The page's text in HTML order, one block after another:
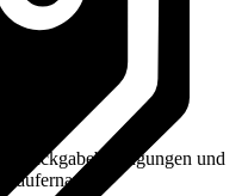
Rückgabebedingungen und